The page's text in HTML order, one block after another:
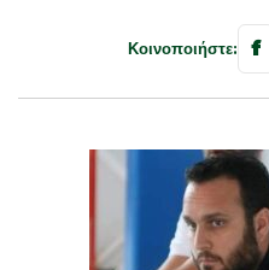
Κοινοποιήστε: f